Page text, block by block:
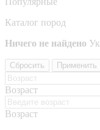
Каталог пород
Ничего не найдено
Сбросить Применить
Возраст
Возраст